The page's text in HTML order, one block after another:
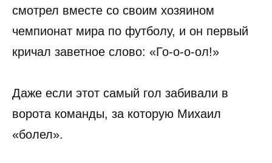
смотрел вместе со своим хозяином
чемпионат мира по футболу, и он первый
кричал заветное слово: «Го-о-о-ол!»
Даже если этот самый гол забивали в
ворота команды, за которую Михаил
«болел».